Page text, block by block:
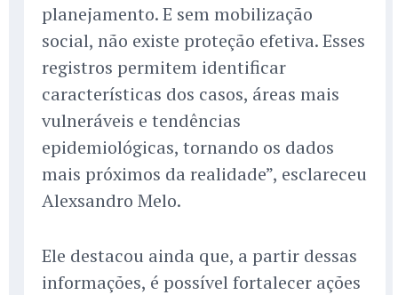
planejamento. E sem mobilização
social, não existe proteção efetiva. Esses
registros permitem identificar
características dos casos, áreas mais
vulneráveis e tendências
epidemiológicas, tornando os dados
mais próximos da realidade”, esclareceu
Alexsandro Melo.
Ele destacou ainda que, a partir dessas
informações, é possível fortalecer ações